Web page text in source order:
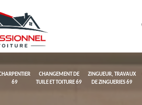
69
CHANGEMENT DE
TUILE ET TOITURE 69
ZINGUEUR, TRAVAUX
DE ZINGUERIES 69